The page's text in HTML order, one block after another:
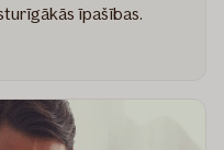
īpašības.